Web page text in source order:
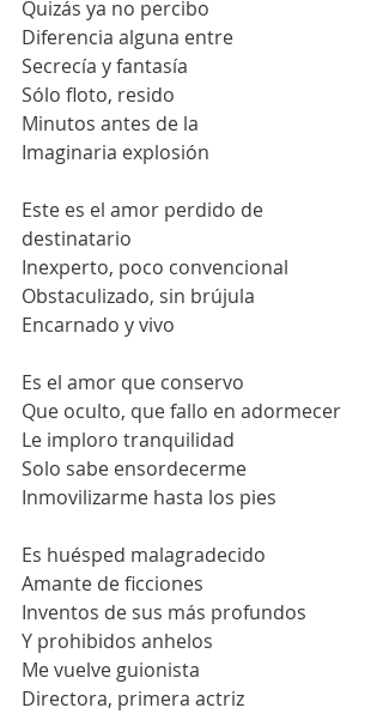
Quizás ya no percibo
Diferencia alguna entre
Secrecía y fantasía
Sólo floto, resido
Minutos antes de la
Imaginaria explosión
Este es el amor perdido de
destinatario
Inexperto, poco convencional
Obstaculizado, sin brújula
Encarnado y vivo
Es el amor que conservo
Que oculto, que fallo en adormecer
Le imploro tranquilidad
Solo sabe ensordecerme
Inmovilizarme hasta los pies
Es huésped malagradecido
Amante de ficciones
Inventos de sus más profundos
Y prohibidos anhelos
Me vuelve guionista
Directora, primera actriz